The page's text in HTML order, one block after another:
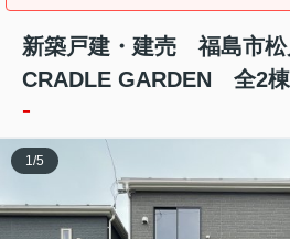
新築戸建・建売 福島市
CRADLE GARDEN 全2棟
-
1/5